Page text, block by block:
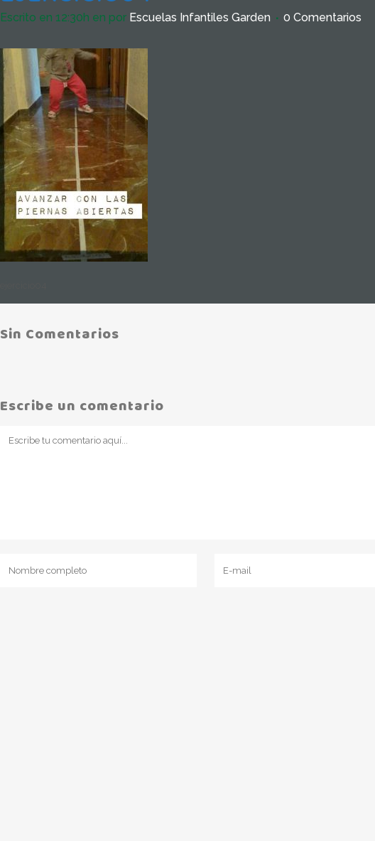
Escrito en 12:30h en por Escuelas Infantiles Garden 0 Comentarios
Sin Comentarios
Escribe un comentario